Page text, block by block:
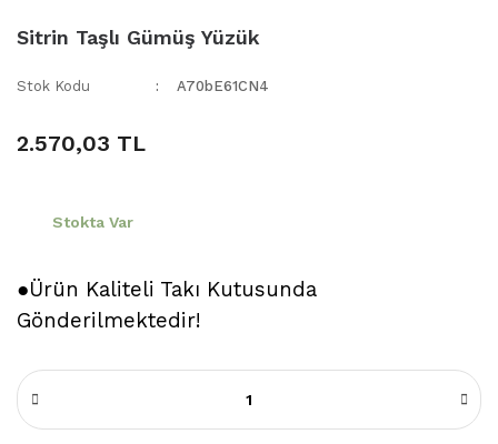
Sitrin Taşlı Gümüş Yüzük
Stok Kodu A70bE61CN4
2.570,03 TL
Stokta Var
●Ürün Kaliteli Takı Kutusunda
Gönderilmektedir!